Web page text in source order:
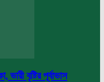
বৃষ্টির পূর্বাভাস